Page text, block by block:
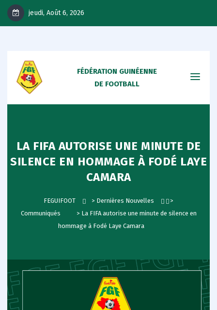
jeudi, Août 6, 2026
FÉDÉRATION GUINÉENNE
DE FOOTBALL
LA FIFA AUTORISE UNE MINUTE DE
SILENCE EN HOMMAGE À FODÉ LAYE
CAMARA
FEGUIFOOT > Dernières Nouvelles
>
Communiqués
> La FIFA autorise une minute de silence en
hommage à Fodé Laye Camara